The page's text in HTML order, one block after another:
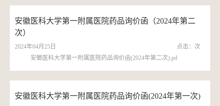
安徽医科大学第一附属医院药品询价函（2024年第二
次）
2024年04月25日 点击： 次
安徽医科大学第一附属医院药品询价函(2024年第二次).pd
安徽医科大学第一附属医院药品询价函(2024年第一次)